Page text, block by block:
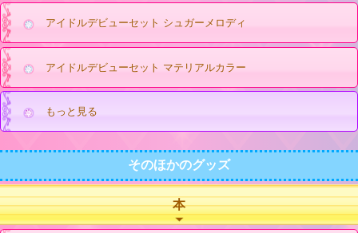
アイドルデビューセット シュガーメロディ
アイドルデビューセット マテリアルカラー
もっと見る
そのほかのグッズ
本